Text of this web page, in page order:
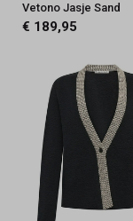
Vetono Jasje Sand
€ 189,95